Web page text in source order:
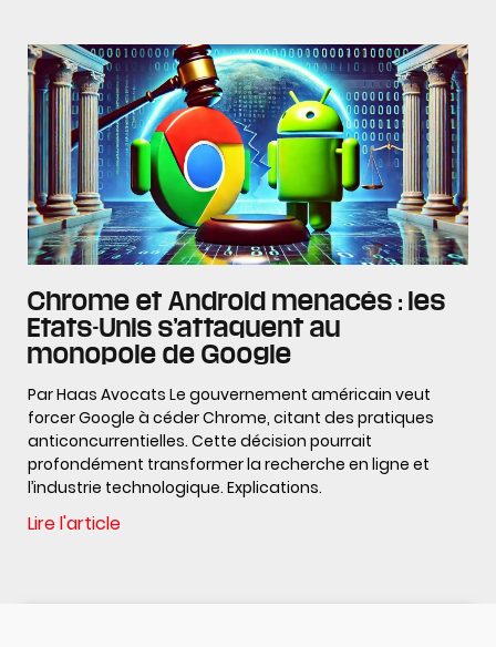
Chrome et Android menacés : les
Etats-Unis s’attaquent au
monopole de Google
Par Haas Avocats Le gouvernement américain veut
forcer Google à céder Chrome, citant des pratiques
anticoncurrentielles. Cette décision pourrait
profondément transformer la recherche en ligne et
l’industrie technologique. Explications.
Lire l'article